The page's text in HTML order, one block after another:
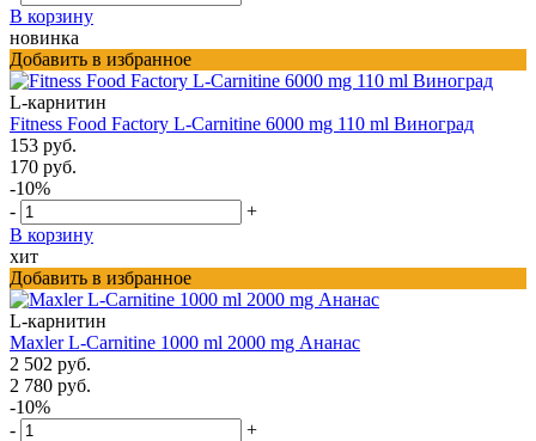
В корзину
новинка
Добавить в избранное
L-карнитин
Fitness Food Factory L-Carnitine 6000 mg 110 ml Виноград
153 руб.
170 руб.
-10%
-
+
В корзину
хит
Добавить в избранное
L-карнитин
Maxler L-Carnitine 1000 ml 2000 mg Ананас
2 502 руб.
2 780 руб.
-10%
-
+